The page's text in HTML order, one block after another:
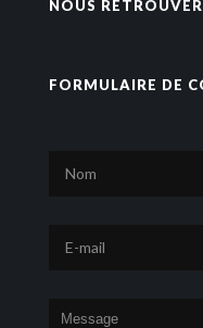
NOUS
FORMULAIRE DE